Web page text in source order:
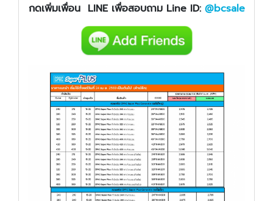
กดเพิ่มเพื่อน LINE เพื่อสอบถาม Line ID: @bcsale